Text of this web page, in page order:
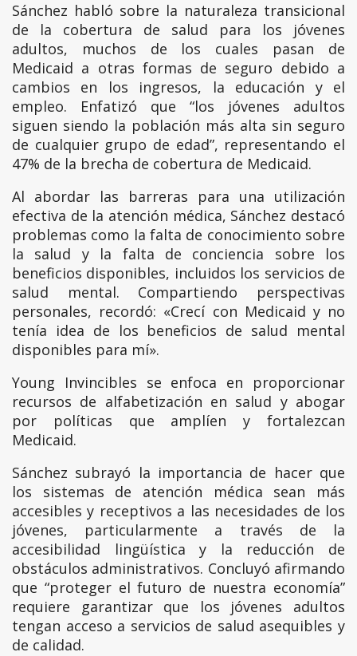
Sánchez habló sobre la naturaleza transicional
de la cobertura de salud para los jóvenes
adultos, muchos de los cuales pasan de
Medicaid a otras formas de seguro debido a
cambios en los ingresos, la educación y el
empleo. Enfatizó que “los jóvenes adultos
siguen siendo la población más alta sin seguro
de cualquier grupo de edad”, representando el
47% de la brecha de cobertura de Medicaid.
Al abordar las barreras para una utilización
efectiva de la atención médica, Sánchez destacó
problemas como la falta de conocimiento sobre
la salud y la falta de conciencia sobre los
beneficios disponibles, incluidos los servicios de
salud mental. Compartiendo perspectivas
personales, recordó: «Crecí con Medicaid y no
tenía idea de los beneficios de salud mental
disponibles para mí».
Young Invincibles se enfoca en proporcionar
recursos de alfabetización en salud y abogar
por políticas que amplíen y fortalezcan
Medicaid.
Sánchez subrayó la importancia de hacer que
los sistemas de atención médica sean más
accesibles y receptivos a las necesidades de los
jóvenes, particularmente a través de la
accesibilidad lingüística y la reducción de
obstáculos administrativos. Concluyó afirmando
que “proteger el futuro de nuestra economía”
requiere garantizar que los jóvenes adultos
tengan acceso a servicios de salud asequibles y
de calidad.